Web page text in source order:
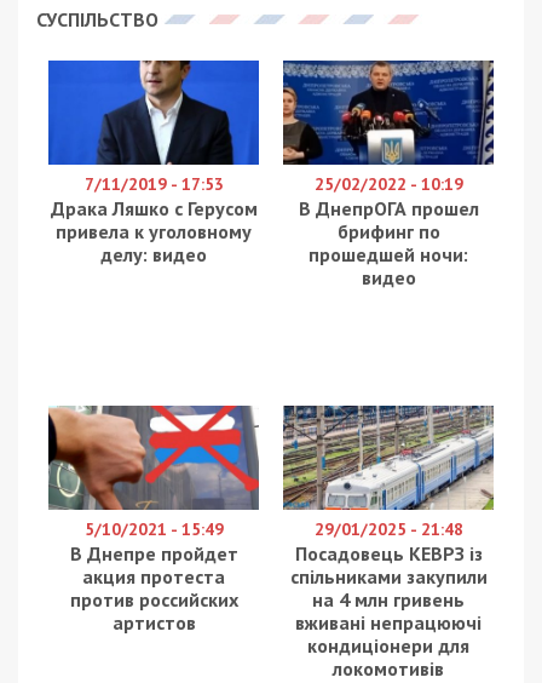
СУСПІЛЬСТВО
7/11/2019 - 17:53
Драка Ляшко с Герусом
привела к уголовному
делу: видео
25/02/2022 - 10:19
В ДнепрОГА прошел
брифинг по
прошедшей ночи:
видео
5/10/2021 - 15:49
В Днепре пройдет
акция протеста
против российских
артистов
29/01/2025 - 21:48
Посадовець КЕВРЗ із
спільниками закупили
на 4 млн гривень
вживані непрацюючі
кондиціонери для
локомотивів